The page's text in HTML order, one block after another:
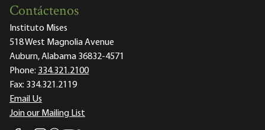
Contáctenos
Instituto Mises
518 West Magnolia Avenue
Auburn, Alabama 36832-4571
Phone: 334.321.2100
Fax: 334.321.2119
Email Us
Join our Mailing List